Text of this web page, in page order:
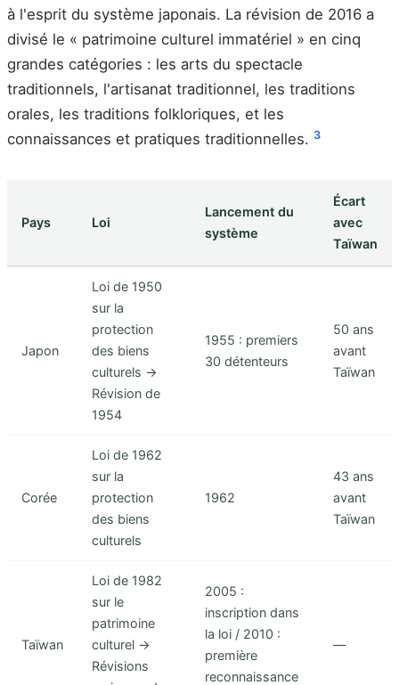
à l'esprit du système japonais. La révision de 2016 a
divisé le « patrimoine culturel immatériel » en cinq
grandes catégories : les arts du spectacle
traditionnels, l'artisanat traditionnel, les traditions
orales, les traditions folkloriques, et les
connaissances et pratiques traditionnelles. 3
Pays Loi
Lancement du
système
Écart
avec
Taïwan
Japon
Loi de 1950
sur la
protection
des biens
culturels →
Révision de
1954
1955 : premiers
30 détenteurs
50 ans
avant
Taïwan
Corée
Loi de 1962
sur la
protection
des biens
culturels
1962
43 ans
avant
Taïwan
Taïwan
Loi de 1982
sur le
patrimoine
culturel →
Révisions
2005 :
inscription dans
la loi / 2010 :
première
reconnaissance
—